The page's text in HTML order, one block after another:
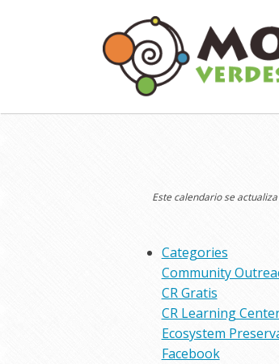
Este calendario se
Categories
Community
CR Gratis
CR Learning
Ecosystem
Facebook